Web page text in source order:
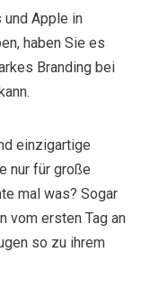
und Apple in
haben Sie es
Branding bei
einzigartige
nur für große
mal was? Sogar
vom ersten Tag an
so zu ihrem